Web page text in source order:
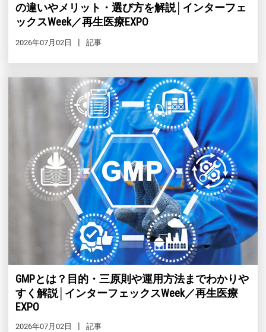
の違いやメリット・選び方を解説│インターフェ
ックスWeek／再生医療EXPO
2026年07月02日 記事
GMPとは？目的・三原則や運用方法までわかりや
すく解説│インターフェックスWeek／再生医療
EXPO
2026年07月02日 記事